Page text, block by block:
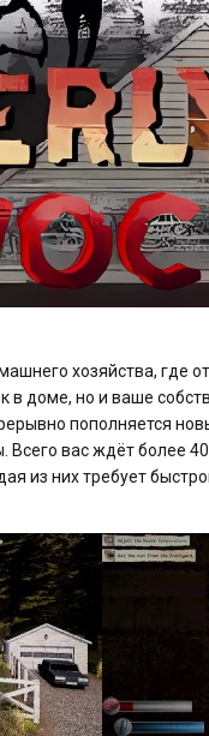
хозяйства, где
в доме, но и ваше
пополняется
вас ждёт более
из них требует